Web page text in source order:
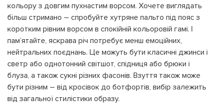
кольору з довгим пухнастим ворсом. Хочете виглядать
більш стримано – спробуйте хутряне пальто під пояс з
коротким рівним ворсом в спокійній кольоровій гамі. І
пам’ятайте, яскрава річ потребує менш емоційних,
нейтральних поєднань. Це можуть бути класичні джинси і
светр або однотонний світшот, спідниця або брюки і
блуза, а також сукні різних фасонів. Взуття також може
бути різним – від кросівок до ботфортів, вибір залежить
від загальної стилістики образу.